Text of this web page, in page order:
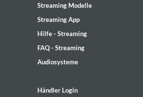
Streaming Modelle
Streaming App
Hilfe - Streaming
FAQ - Streaming
Audiosysteme
Händler Login